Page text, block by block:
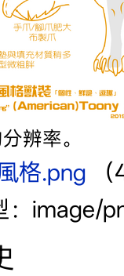
辨率。
格.png
：image/